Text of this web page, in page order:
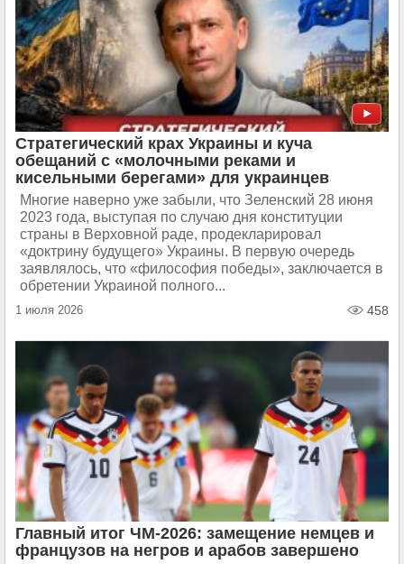
Стратегический крах Украины и куча
обещаний с «молочными реками и
кисельными берегами» для украинцев
Многие наверно уже забыли, что Зеленский 28 июня
2023 года, выступая по случаю дня конституции
страны в Верховной раде, продекларировал
«доктрину будущего» Украины. В первую очередь
заявлялось, что «философия победы», заключается в
обретении Украиной полного...
1 июля 2026 458
Главный итог ЧМ-2026: замещение немцев и
французов на негров и арабов завершено